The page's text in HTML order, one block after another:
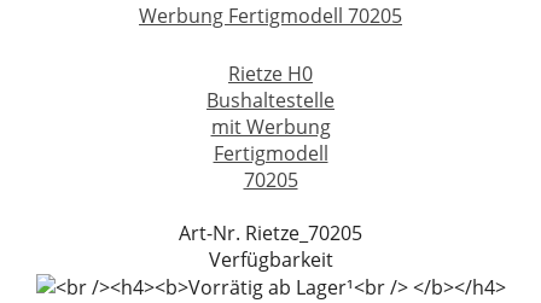
Rietze H0
Bushaltestelle
mit Werbung
Fertigmodell
70205
Art-Nr. Rietze_70205
Verfügbarkeit